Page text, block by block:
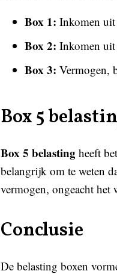
Box 1: Inkomen uit
Box 2: Inkomen uit
Box 3: Vermogen,
Box 5
Box 5 belasting heeft
belangrijk om te weten
vermogen, ongeacht
Conclusie
De belasting boxen